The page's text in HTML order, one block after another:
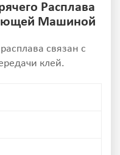
Расплава
Машиной
связан с
клей.